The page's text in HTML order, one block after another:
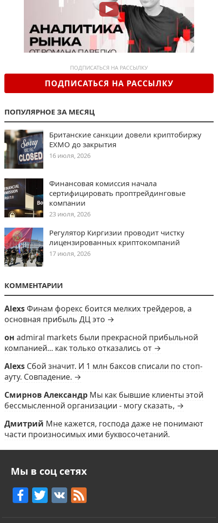
ПОДПИСАТЬСЯ НА РАССЫЛКУ
ПОДПИСАТЬСЯ НА РАССЫЛКУ
ПОПУЛЯРНОЕ ЗА МЕСЯЦ
Британские санкции довели криптобиржу
EXMO до закрытия
16 июля, 2026
Финансовая комиссия начала
сертифицировать проптрейдинговые
компании
23 июля, 2026
Регулятор Киргизии проводит чистку
лицензированных криптокомпаний
17 июля, 2026
КОММЕНТАРИИ
AlexsФинам форекс боится мелких трейдеров, а
основная прибыль ДЦ это →
он admiral markets были прекрасной прибыльной
компанией... как только отказались от →
Alexs Сбой значит. И 1 млн баксов списали по стоп-
ауту. Совпадение. →
Смирнов Александр Мы как бывшие клиенты этой
бессмысленной организации - могу сказать, →
Дмитрий Мне кажется, господа даже не понимают
части произносимых ими буквосочетаний.
Мы в соц сетях
F T V F